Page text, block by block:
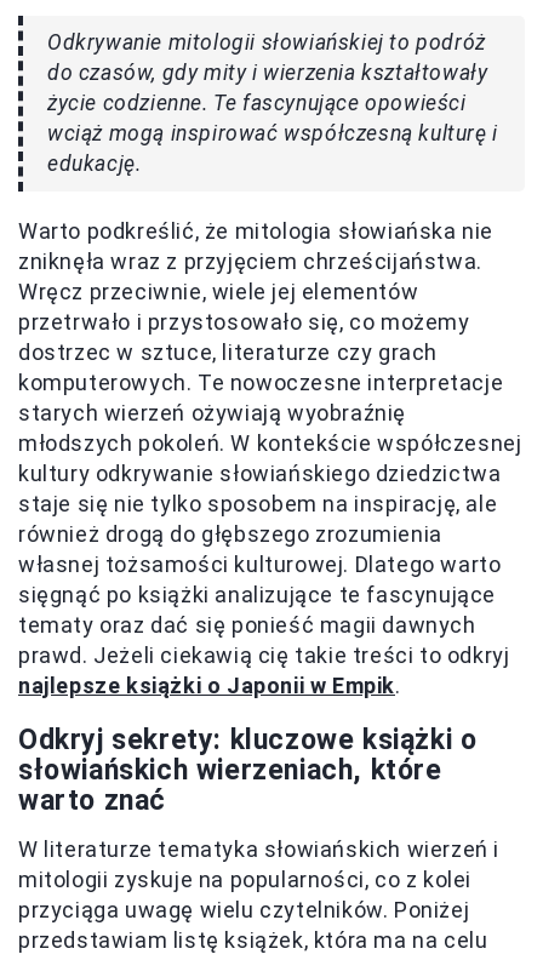
Odkrywanie mitologii słowiańskiej to podróż
do czasów, gdy mity i wierzenia kształtowały
życie codzienne. Te fascynujące opowieści
wciąż mogą inspirować współczesną kulturę i
edukację.
Warto podkreślić, że mitologia słowiańska nie
zniknęła wraz z przyjęciem chrześcijaństwa.
Wręcz przeciwnie, wiele jej elementów
przetrwało i przystosowało się, co możemy
dostrzec w sztuce, literaturze czy grach
komputerowych. Te nowoczesne interpretacje
starych wierzeń ożywiają wyobraźnię
młodszych pokoleń. W kontekście współczesnej
kultury odkrywanie słowiańskiego dziedzictwa
staje się nie tylko sposobem na inspirację, ale
również drogą do głębszego zrozumienia
własnej tożsamości kulturowej. Dlatego warto
sięgnąć po książki analizujące te fascynujące
tematy oraz dać się ponieść magii dawnych
prawd. Jeżeli ciekawią cię takie treści to odkryj
najlepsze książki o Japonii w Empik.
Odkryj sekrety: kluczowe książki o
słowiańskich wierzeniach, które
warto znać
W literaturze tematyka słowiańskich wierzeń i
mitologii zyskuje na popularności, co z kolei
przyciąga uwagę wielu czytelników. Poniżej
przedstawiam listę książek, która ma na celu